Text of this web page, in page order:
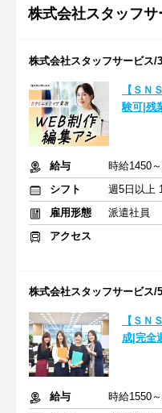
株式会社スタッフサ
株式会社スタッフサービス/
【ＳＮ
験可|残
給与
時給1450
シフト
週5日以上
雇用形態
派遣社員
アクセス
株式会社スタッフサービス/
【ＳＮ
成|完全
給与
時給1550